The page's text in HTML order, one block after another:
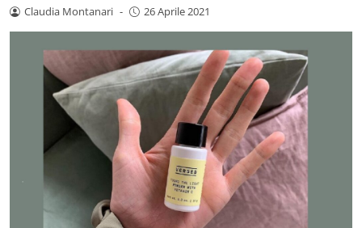
Claudia Montanari - 26 Aprile 2021